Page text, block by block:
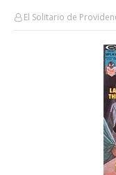
El Solitario de